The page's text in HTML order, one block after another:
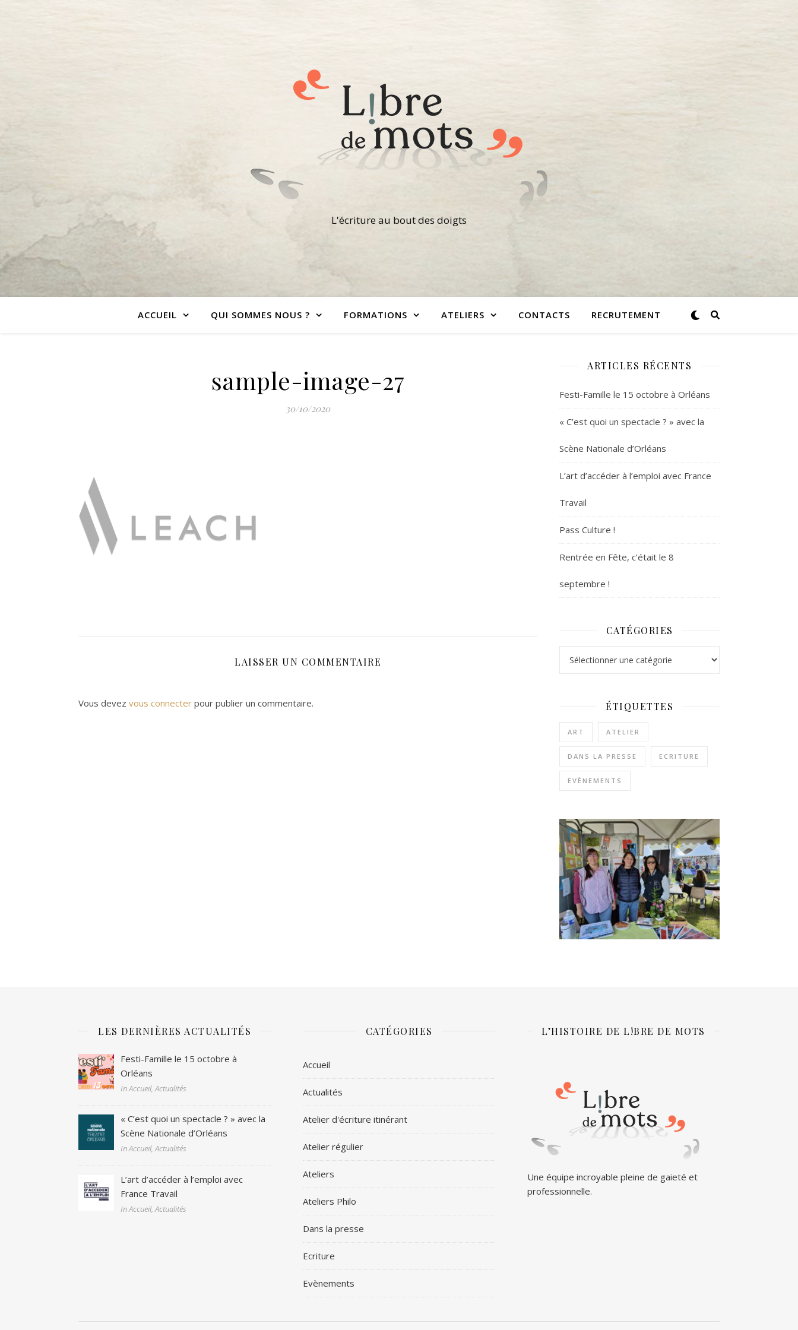
L'écriture au bout des doigts
ACCUEIL QUI SOMMES NOUS ? FORMATIONS ATELIERS CONTACTS RECRUTEMENT
sample-image-27
30/10/2020
LAISSER UN COMMENTAIRE
Vous devez vous connecter pour publier un commentaire.
ARTICLES RÉCENTS
Festi-Famille le 15 octobre à Orléans
« C’est quoi un spectacle ? » avec la
Scène Nationale d’Orléans
L’art d’accéder à l’emploi avec France
Travail
Pass Culture !
Rentrée en Fête, c’était le 8
septembre !
CATÉGORIES
ÉTIQUETTES
ART ATELIER
DANS LA PRESSE ECRITURE
EVÈNEMENTS
LES DERNIÈRES ACTUALITÉS
Festi-Famille le 15 octobre à
Orléans
In Accueil, Actualités
« C’est quoi un spectacle ? » avec la
Scène Nationale d’Orléans
In Accueil, Actualités
L’art d’accéder à l’emploi avec
France Travail
In Accueil, Actualités
CATÉGORIES
Accueil
Actualités
Atelier d'écriture itinérant
Atelier régulier
Ateliers
Ateliers Philo
Dans la presse
Ecriture
Evènements
L’HISTOIRE DE L!BRE DE MOTS
Une équipe incroyable pleine de gaieté et
professionnelle.